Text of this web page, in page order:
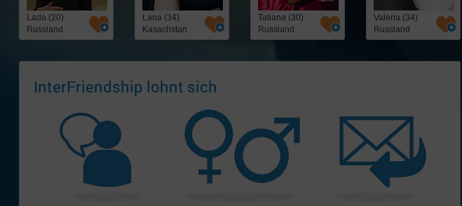
Lada (20)
Russland
Lana (34)
Kasachstan
Tatiana (30)
Russland
Valeria (34)
Russland
InterFriendship lohnt sich